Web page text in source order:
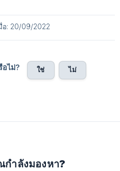
อ: 20/09/2022
อไม่? ใช่ ไม่
ำลังมองหา?